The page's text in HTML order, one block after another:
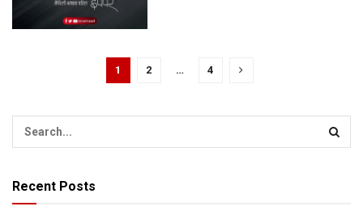
1 2 … 4
Recent Posts